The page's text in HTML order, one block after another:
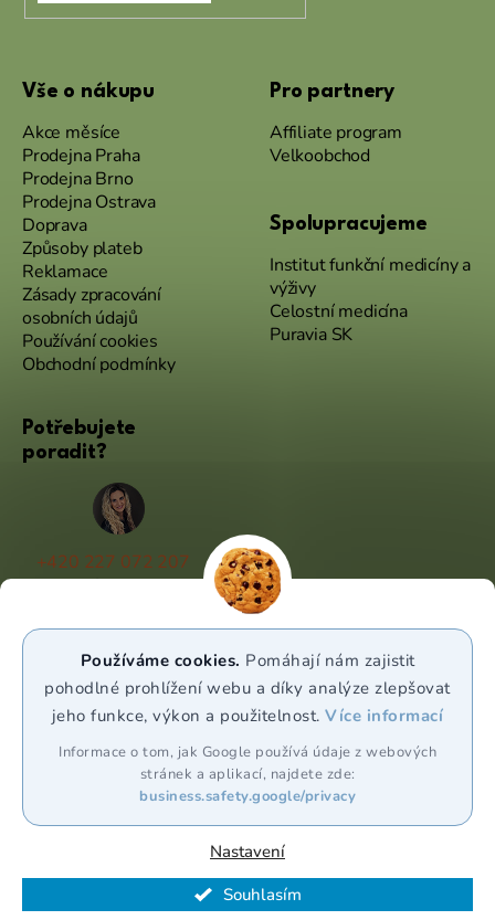
Používáme cookies. Pomáhají nám zajistit
pohodlné prohlížení webu a díky analýze zlepšovat
jeho funkce, výkon a použitelnost.Více informací
Informace o tom, jak Google používá údaje z webových
stránek a aplikací, najdete zde:
business.safety.google/privacy
Nastavení
Souhlasím
Vše o nákupu
Akce měsíce
Prodejna Praha
Prodejna Brno
Prodejna Ostrava
Doprava
Způsoby plateb
Reklamace
Zásady zpracování
osobních údajů
Používání cookies
Obchodní podmínky
Pro partnery
Affiliate program
Velkoobchod
Spolupracujeme
Institut funkční medicíny a
výživy
Celostní medicína
Puravia SK
Potřebujete
poradit?
+420 227 072 207
(Po - Pá 9:00 - 17:00)
WhatsApp
Vytvořil Shoptet Premium